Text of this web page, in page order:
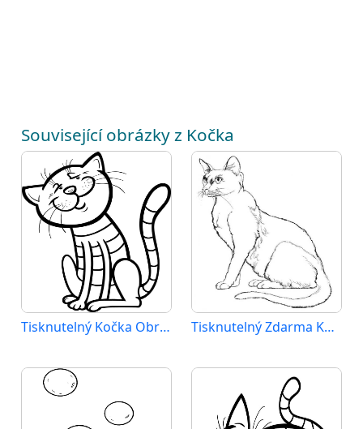
Související obrázky z Kočka
Tisknutelný Kočka Obrázek pro Děti Tisknutelný Zdarma Kočka